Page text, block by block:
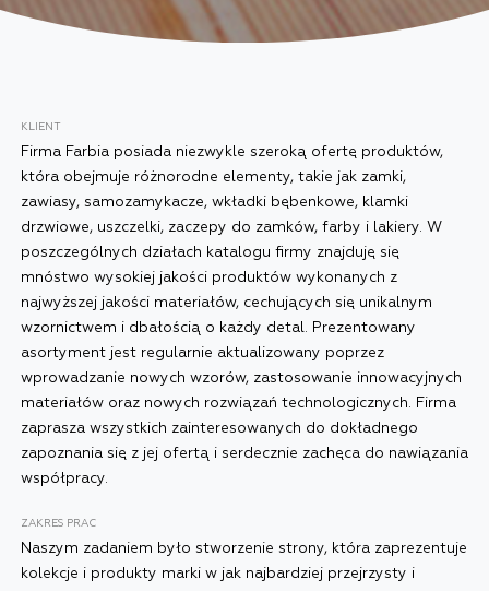
KLIENT
Firma Farbia posiada niezwykle szeroką ofertę produktów,
która obejmuje różnorodne elementy, takie jak zamki,
zawiasy, samozamykacze, wkładki bębenkowe, klamki
drzwiowe, uszczelki, zaczepy do zamków, farby i lakiery. W
poszczególnych działach katalogu firmy znajduję się
mnóstwo wysokiej jakości produktów wykonanych z
najwyższej jakości materiałów, cechujących się unikalnym
wzornictwem i dbałością o każdy detal. Prezentowany
asortyment jest regularnie aktualizowany poprzez
wprowadzanie nowych wzorów, zastosowanie innowacyjnych
materiałów oraz nowych rozwiązań technologicznych. Firma
zaprasza wszystkich zainteresowanych do dokładnego
zapoznania się z jej ofertą i serdecznie zachęca do nawiązania
współpracy.
ZAKRES PRAC
Naszym zadaniem było stworzenie strony, która zaprezentuje
kolekcje i produkty marki w jak najbardziej przejrzysty i